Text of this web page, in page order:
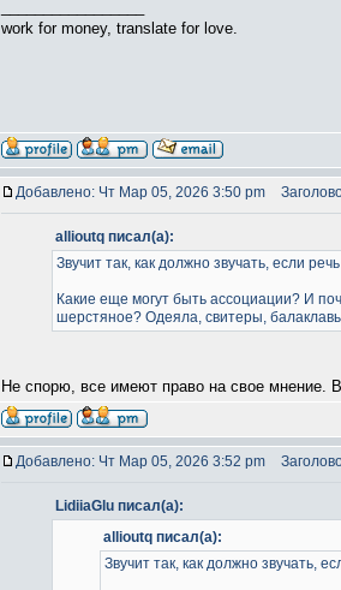
work for money, translate for love.
Добавлено: Чт Мар 05, 2026 3:50 pm
allioutq писал(а):
Звучит так, как должно звучать, если
Какие еще могут быть ассоциации? И
шерстяное? Одеяла, свитеры,
Не спорю, все имеют право на свое мнение.
Добавлено: Чт Мар 05, 2026 3:52 pm
LidiiaGlu писал(а):
allioutq писал(а):
Звучит так, как должно звучать,